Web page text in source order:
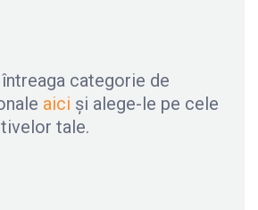
categorie de
aici și alege-le pe cele
tale.